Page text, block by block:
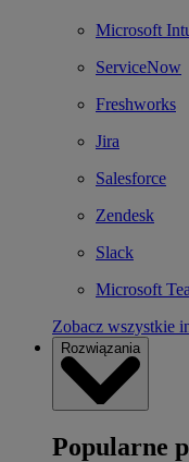
Microsoft
ServiceNow
Freshworks
Jira
Salesforce
Zendesk
Slack
Microsoft
Zobacz wszystkie
Rozwiązania
Popularne